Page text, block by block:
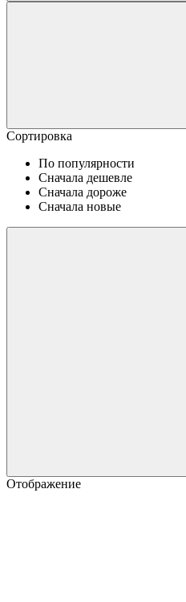
Сортировка
По популярности
Сначала дешевле
Сначала дороже
Сначала новые
Отображение